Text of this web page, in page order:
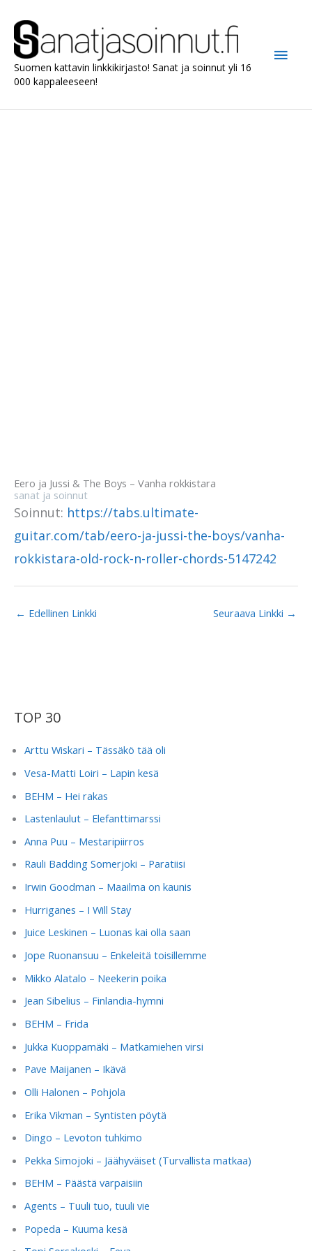
sisältöön
Suomen kattavin linkkikirjasto! Sanat ja soinnut yli 16
000 kappaleeseen!
Eero ja Jussi & The Boys – Vanha rokkistara
sanat ja soinnut
Soinnut: https://tabs.ultimate-
guitar.com/tab/eero-ja-jussi-the-boys/vanha-
rokkistara-old-rock-n-roller-chords-5147242
← Edellinen Linkki Seuraava Linkki →
TOP 30
Arttu Wiskari – Tässäkö tää oli
Vesa-Matti Loiri – Lapin kesä
BEHM – Hei rakas
Lastenlaulut – Elefanttimarssi
Anna Puu – Mestaripiirros
Rauli Badding Somerjoki – Paratiisi
Irwin Goodman – Maailma on kaunis
Hurriganes – I Will Stay
Juice Leskinen – Luonas kai olla saan
Jope Ruonansuu – Enkeleitä toisillemme
Mikko Alatalo – Neekerin poika
Jean Sibelius – Finlandia-hymni
BEHM – Frida
Jukka Kuoppamäki – Matkamiehen virsi
Pave Maijanen – Ikävä
Olli Halonen – Pohjola
Erika Vikman – Syntisten pöytä
Dingo – Levoton tuhkimo
Pekka Simojoki – Jäähyväiset (Turvallista matkaa)
BEHM – Päästä varpaisiin
Agents – Tuuli tuo, tuuli vie
Popeda – Kuuma kesä